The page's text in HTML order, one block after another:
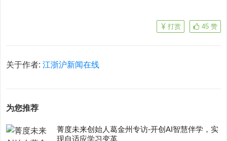
45 赞
打赏
关于作者:江浙沪新闻在线
为您推荐
菁度未来创始人葛金州专访-开创AI智慧伴学，实
现自适应学习变革